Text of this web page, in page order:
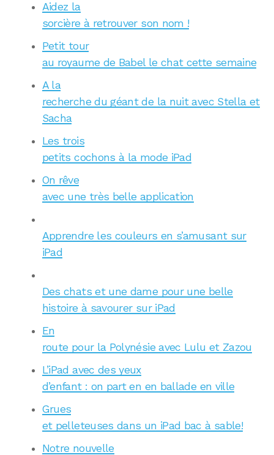
Aidez la
sorcière à retrouver son nom !
Petit tour
au royaume de Babel le chat cette semaine
A la
recherche du géant de la nuit avec Stella et
Sacha
Les trois
petits cochons à la mode iPad
On rêve
avec une très belle application
Apprendre les couleurs en s’amusant sur
iPad
Des chats et une dame pour une belle
histoire à savourer sur iPad
En
route pour la Polynésie avec Lulu et Zazou
L’iPad avec des yeux
d’enfant : on part en en ballade en ville
Grues
et pelleteuses dans un iPad bac à sable!
Notre nouvelle